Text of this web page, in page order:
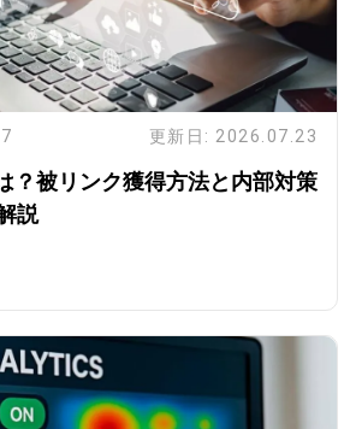
更新日: 2026.07.23
？被リンク獲得方法と内部対策
説